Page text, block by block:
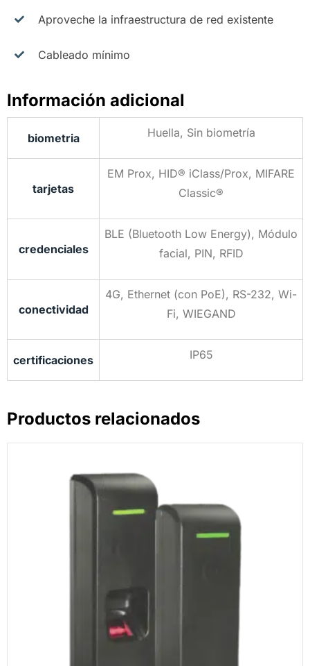
Aproveche la infraestructura de red existente
Cableado mínimo
Información adicional
biometria Huella, Sin biometría
tarjetas
EM Prox, HID® iClass/Prox, MIFARE
Classic®
credenciales
BLE (Bluetooth Low Energy), Módulo
facial, PIN, RFID
conectividad
4G, Ethernet (con PoE), RS-232, Wi-
Fi, WIEGAND
certificaciones IP65
Productos relacionados